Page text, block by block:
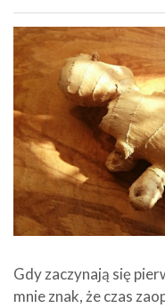
Gdy zaczynają się
mnie znak, że czas